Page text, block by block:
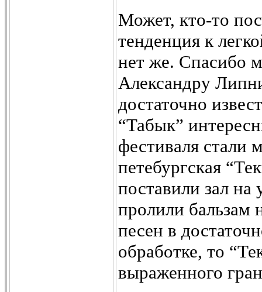
Может, кто-то
тенденция к
нет же. Спасибо
Александру
достаточно
“Табык”
фестиваля стали
петебургская
поставили зал
пролили бальзам
песен в
обработке, то
выраженного